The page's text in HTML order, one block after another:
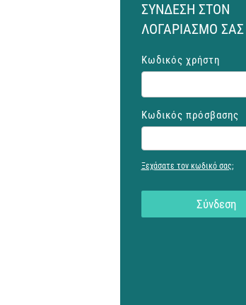
ΣYΝΔΕΣΗ ΣΤΟΝ
ΛΟΓΑΡΙΑΣΜO ΣΑΣ
Κωδικός χρήστη
Κωδικός πρόσβασης
Ξεχάσατε τον κωδικό σας;
Σύνδεση